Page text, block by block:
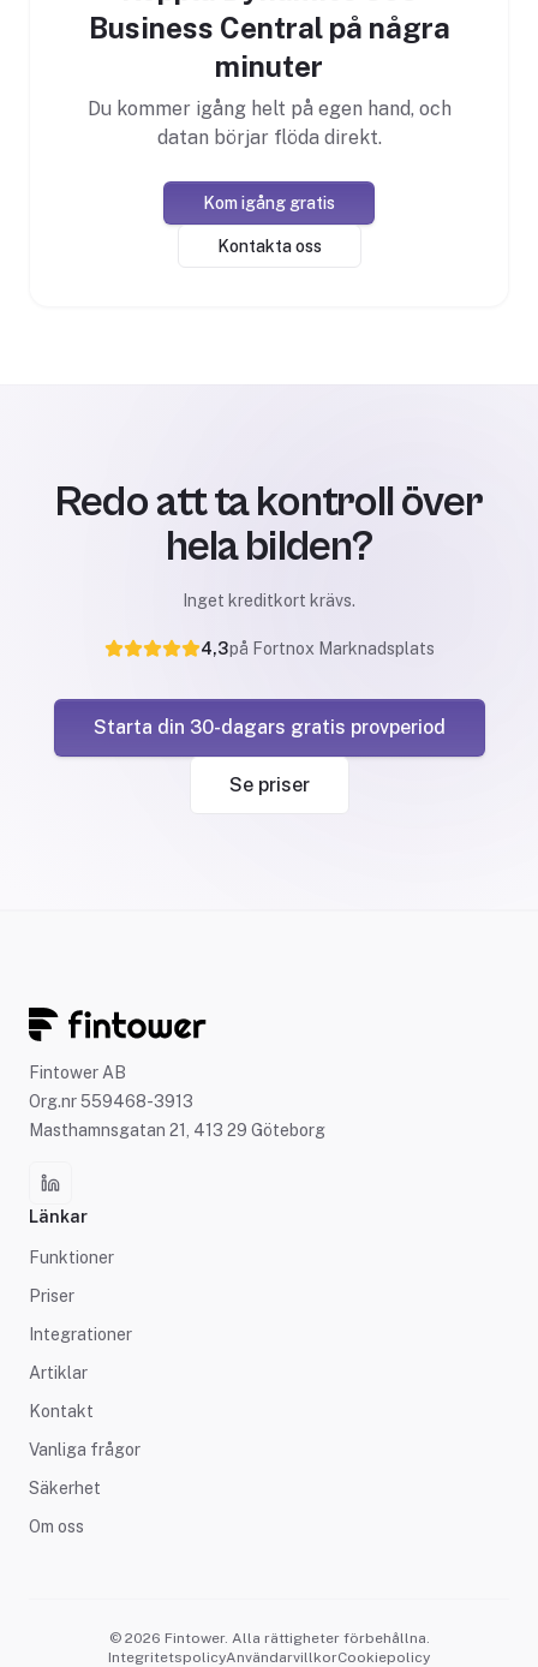
Business Central på några
minuter
Du kommer igång helt på egen hand, och
datan börjar flöda direkt.
Kom igång gratis
Kontakta oss
Redo att ta kontroll över
hela bilden?
Inget kreditkort krävs.
4,3på Fortnox Marknadsplats
Starta din 30-dagars gratis provperiod
Se priser
Fintower AB
Org.nr 559468-3913
Masthamnsgatan 21, 413 29 Göteborg
Länkar
Funktioner
Priser
Integrationer
Artiklar
Kontakt
Vanliga frågor
Säkerhet
Om oss
© 2026 Fintower. Alla rättigheter förbehållna.
IntegritetspolicyAnvändarvillkorCookiepolicy